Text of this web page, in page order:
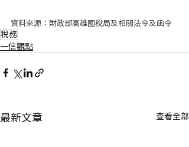
資料來源： 財政部高雄國稅局及相關法令及函令
稅務
一信觀點
最新文章 查看全部